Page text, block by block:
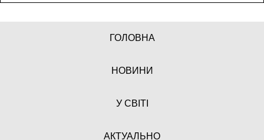
ГОЛОВНА
НОВИНИ
У СВІТІ
АКТУАЛЬНО